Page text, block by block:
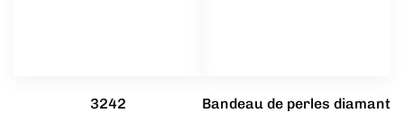
3242 Bandeau de perles diamant